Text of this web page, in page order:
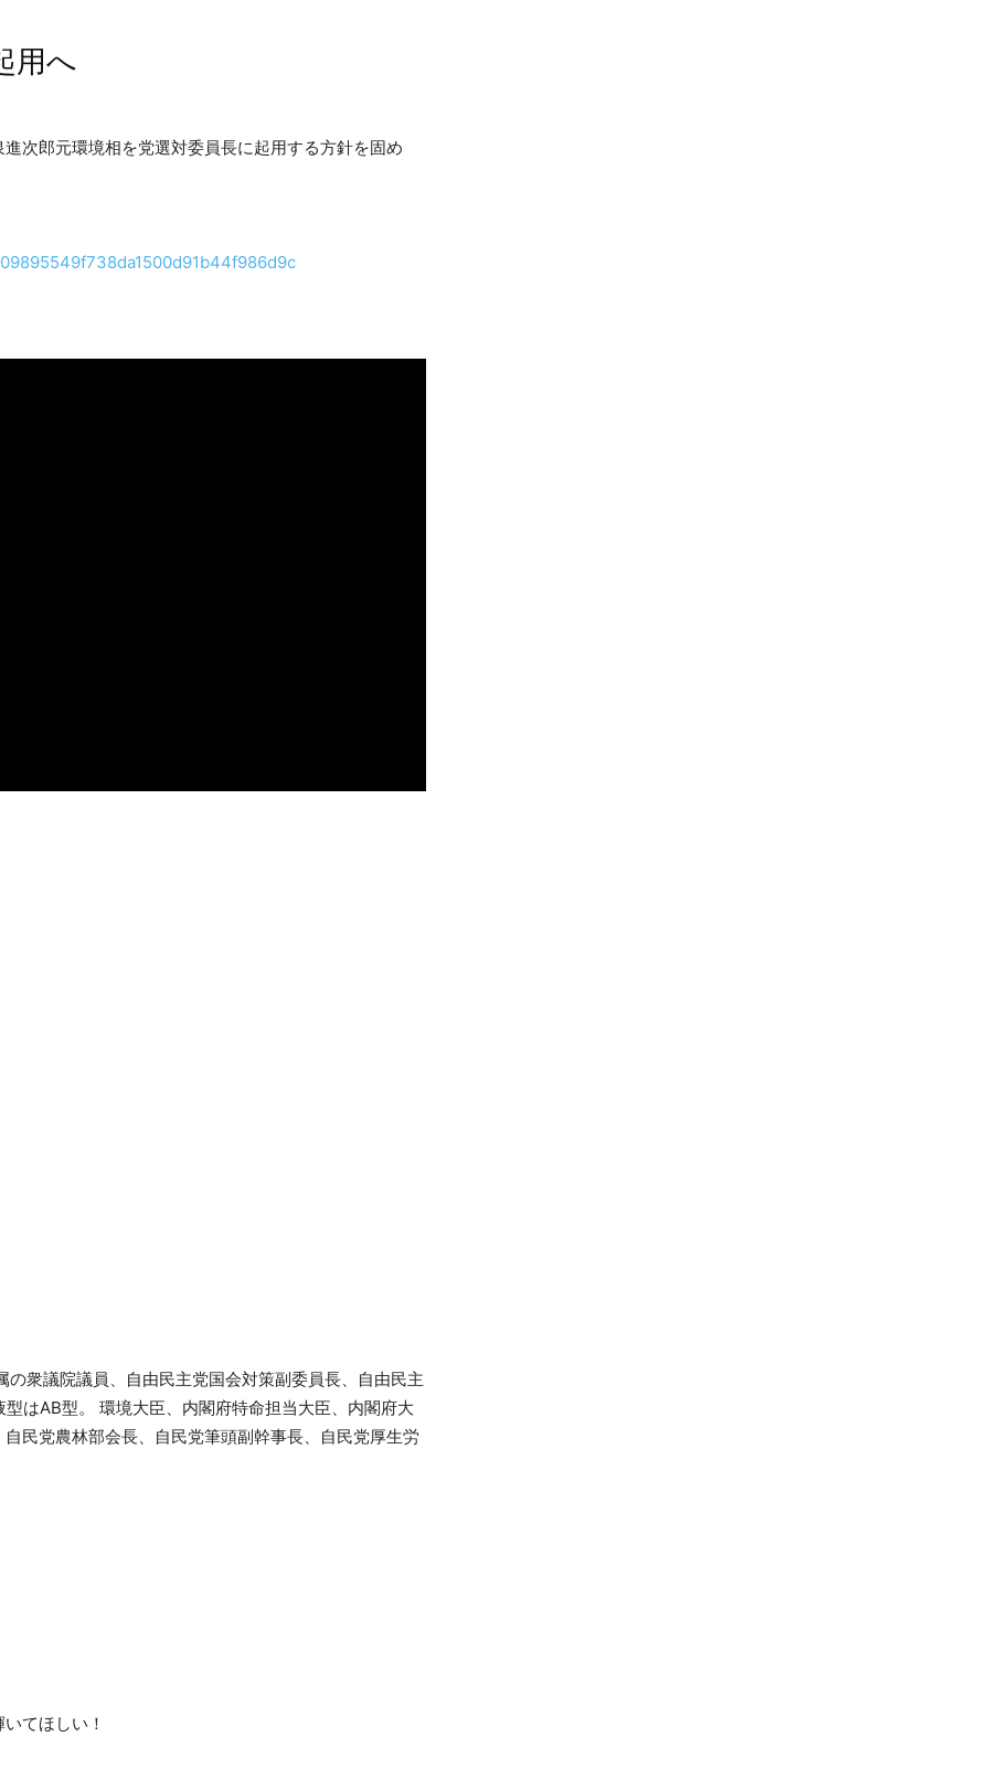
用へ
次郎元環境相を党選対委員長に起用する方針を固め
衆議院議員、自由民主党国会対策副委員長、自由民主
はAB型。 環境大臣、内閣府特命担当大臣、内閣府大
民党農林部会長、自民党筆頭副幹事長、自民党厚生労
てほしい！